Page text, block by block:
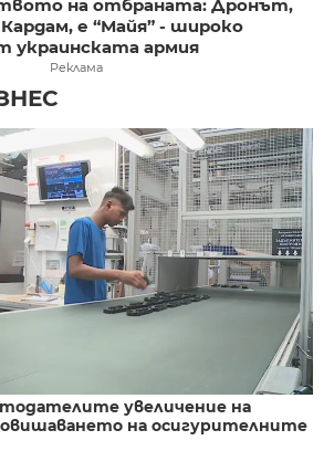
на отбраната: Дронът,
е “Майя” - широко
украинската армия
Реклама
увеличение на
на осигурителните